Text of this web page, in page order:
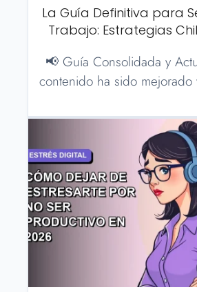
La Guía Definitiva para
Trabajo: Estrategias
📢 Guía Consolidada y
contenido ha sido